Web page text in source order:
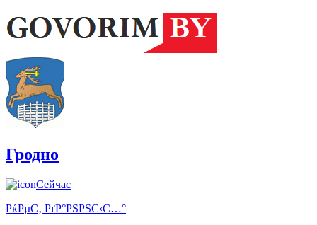
Гродно
Сейчас
РќРµС‚ РґР°РЅРЅС‹С…°